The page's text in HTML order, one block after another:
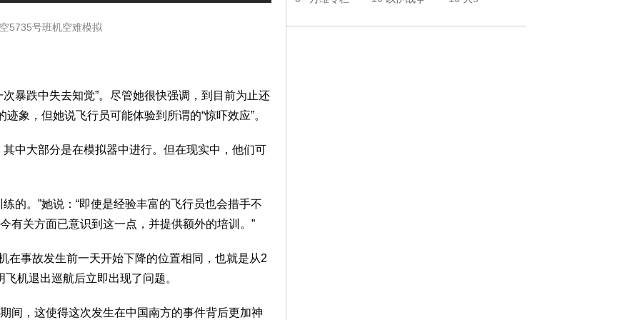
5735号班机空难模拟
跌中失去知觉”。尽管她很快强调，到目前为止还
象，但她说飞行员可能体验到所谓的“惊吓效应”。
大部分是在模拟器中进行。但在现实中，他们可
。”她说：“即使是经验丰富的飞行员也会措手不
有关方面已意识到这一点，并提供额外的培训。”
事故发生前一天开始下降的位置相同，也就是从2
机退出巡航后立即出现了问题。
，这使得这次发生在中国南方的事件背后更加神